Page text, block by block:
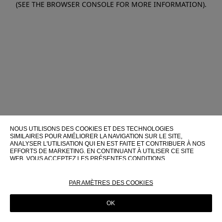
(SEE THE BROWSER CONSOLE FOR MORE INFORMATION).
NOUS UTILISONS DES COOKIES ET DES TECHNOLOGIES
SIMILAIRES POUR AMÉLIORER LA NAVIGATION SUR LE SITE,
ANALYSER L'UTILISATION QUI EN EST FAITE ET CONTRIBUER À NOS
EFFORTS DE MARKETING. EN CONTINUANT À UTILISER CE SITE
WEB, VOUS ACCEPTEZ LES PRÉSENTES CONDITIONS
POUR PLUS D'INFORMATIONS SUR CES TECHNOLOGIES ET LEUR
POLITIQUE EN MATIÈRE DE COOKIES
PARAMÈTRES DES COOKIES
OK